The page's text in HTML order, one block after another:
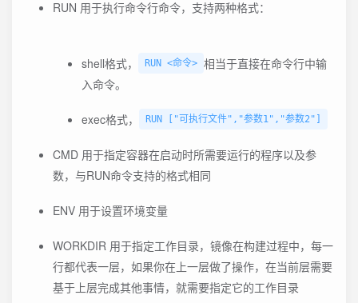
RUN 用于执行命令行命令，支持两种格式：
shell格式， RUN <命令> 相当于直接在命令行中输
入命令。
exec格式， RUN ["可执行文件","参数1","参数2"]
CMD 用于指定容器在启动时所需要运行的程序以及参
数，与RUN命令支持的格式相同
ENV 用于设置环境变量
WORKDIR 用于指定工作目录，镜像在构建过程中，每一
行都代表一层，如果你在上一层做了操作，在当前层需要
基于上层完成其他事情，就需要指定它的工作目录